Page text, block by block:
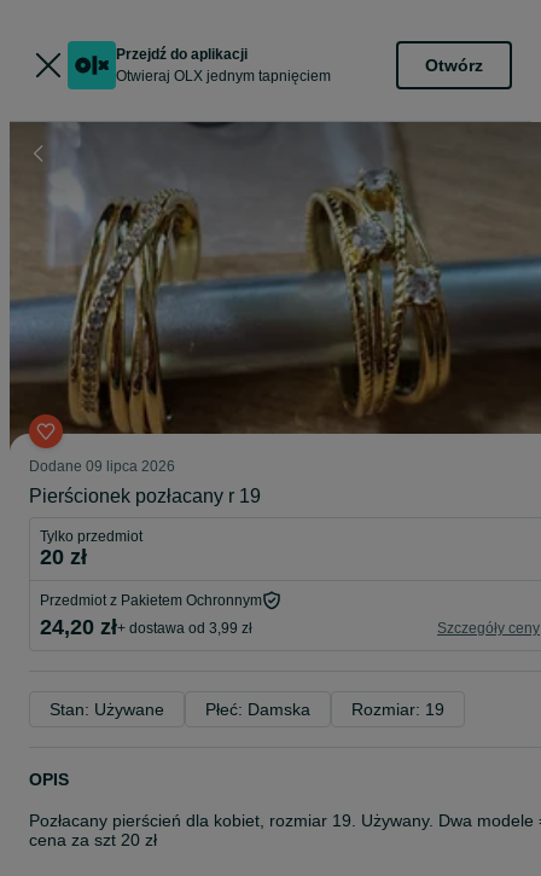
Przejdź do aplikacji
Otwieraj OLX jednym tapnięciem
Otwórz
Dodane 09 lipca 2026
Pierścionek pozłacany r 19
Tylko przedmiot
20 zł
Przedmiot z Pakietem Ochronnym
24,20 zł+ dostawa od 3,99 zł Szczegóły ceny
Stan: Używane Płeć: Damska Rozmiar: 19
OPIS
Pozłacany pierścień dla kobiet, rozmiar 19. Używany. Dwa modele
cena za szt 20 zł